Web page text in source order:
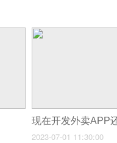
2023-07-01 11:30:00